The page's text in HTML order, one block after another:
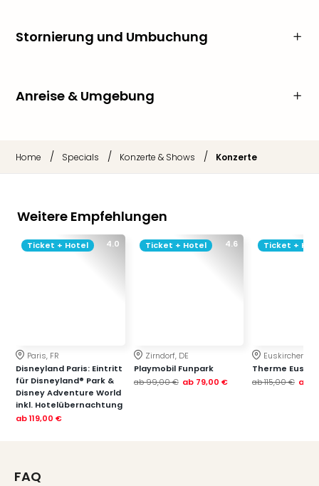
Stornierung und Umbuchung
Anreise & Umgebung
Home / Specials / Konzerte & Shows / Konzerte
Weitere Empfehlungen
4.0
Ticket + Hotel
Paris, FR
Disneyland Paris: Eintritt
für Disneyland® Park &
Disney Adventure World
inkl. Hotelübernachtung
ab119,00 €
4.6
Ticket + Hotel
Zirndorf, DE
Playmobil Funpark
ab99,00 € ab 79,00 €
Ticket +
Euskirchen, DE
Therme
ab115,00 € ab
FAQ